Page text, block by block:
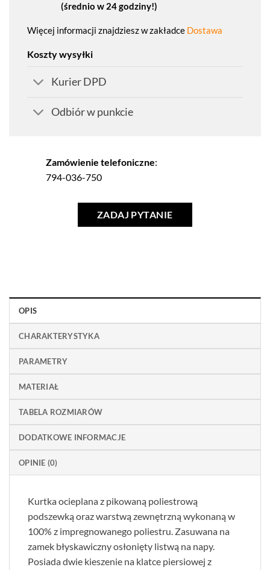
(średnio w 24 godziny!)
Więcej informacji znajdziesz w zakładce Dostawa
Koszty wysyłki
Kurier DPD
Odbiór w punkcie
Zamówienie telefoniczne:
794-036-750
ZADAJ PYTANIE
OPIS
CHARAKTERYSTYKA
PARAMETRY
MATERIAŁ
TABELA ROZMIARÓW
DODATKOWE INFORMACJE
OPINIE (0)
Kurtka ocieplana z pikowaną poliestrową
podszewką oraz warstwą zewnętrzną wykonaną w
100% z impregnowanego poliestru. Zasuwana na
zamek błyskawiczny osłonięty listwą na napy.
Posiada dwie kieszenie na klatce piersiowej z